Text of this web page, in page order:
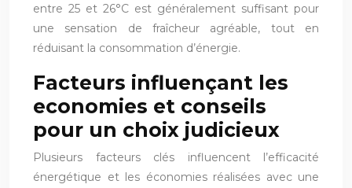
entre 25 et 26°C est généralement suffisant pour
une sensation de fraîcheur agréable, tout en
réduisant la consommation d’énergie.
Facteurs influençant les
economies et conseils
pour un choix judicieux
Plusieurs facteurs clés influencent l’efficacité
énergétique et les économies réalisées avec une